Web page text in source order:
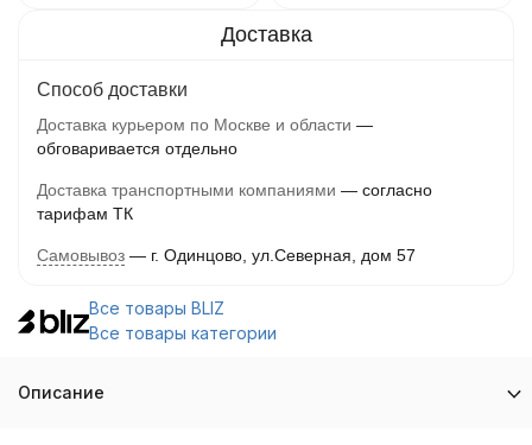
Способ доставки
Доставка курьером по Москве и области
обговаривается отдельно
Доставка транспортными компаниями
согласно
тарифам ТК
Самовывоз г. Одинцово, ул.Северная, дом 57
Все товары BLIZ
Все товары категории
Описание